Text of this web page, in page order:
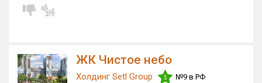
ЖК Чистое небо
Холдинг Setl Group 5 №9 в РФ